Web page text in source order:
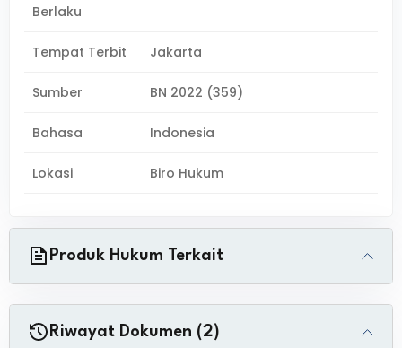
Berlaku
Tempat Terbit Jakarta
Sumber BN 2022 (359)
Bahasa Indonesia
Lokasi Biro Hukum
Produk Hukum Terkait
Riwayat Dokumen (2)